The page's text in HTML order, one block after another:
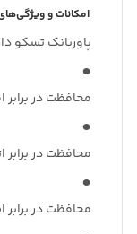
امکانات و
پاوربانک تسکو
محافظت در برابر
محافظت در برابر
محافظت در برابر